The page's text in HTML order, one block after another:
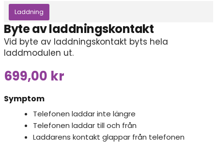
Laddning
Byte av laddningskontakt
Vid byte av laddningskontakt byts hela
laddmodulen ut.
699,00 kr
Symptom
Telefonen laddar inte längre
Telefonen laddar till och från
Laddarens kontakt glappar från telefonen